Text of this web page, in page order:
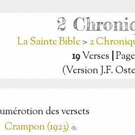
2
La Sainte Bible>2
19Verses |Page
(Version J.F.
des versets
Crampon (1923) (Ⅰ)